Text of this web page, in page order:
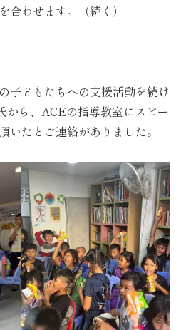
合わせます。（続く）
子どもたちへの支援活動を続け
から、ACEの指導教室にスピー
いたとご連絡がありました。